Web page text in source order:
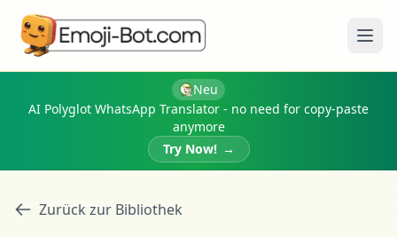
Neu
AI Polyglot WhatsApp Translator - no need for copy-paste
anymore
Try Now! →
Zurück zur Bibliothek